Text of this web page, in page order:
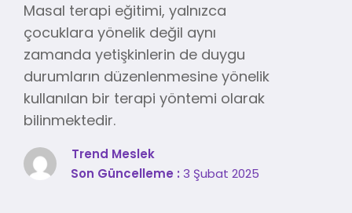
Masal terapi eğitimi, yalnızca
çocuklara yönelik değil aynı
zamanda yetişkinlerin de duygu
durumların düzenlenmesine yönelik
kullanılan bir terapi yöntemi olarak
bilinmektedir.
Trend Meslek
Son Güncelleme : 3 Şubat 2025